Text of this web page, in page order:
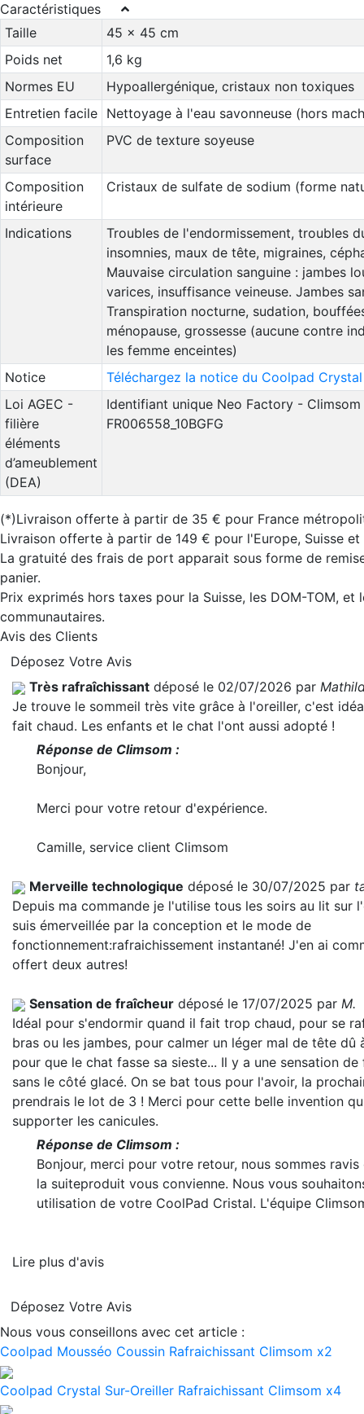
Caractéristiques
Taille
45 x 45 cm
Poids net
1,6 kg
Normes EU
Hypoallergénique, cristaux non toxiques
Entretien facile
Nettoyage à l'eau savonneuse (hors
Composition
surface
PVC de texture soyeuse
Composition
intérieure
Cristaux de sulfate de sodium (forme
Indications
Troubles de l'endormissement, troubles
insomnies, maux de tête, migraines,
Mauvaise circulation sanguine : jambes
varices, insuffisance veineuse. Jambes
Transpiration nocturne, sudation,
ménopause, grossesse (aucune contre
les femme enceintes)
Notice
Téléchargez la notice du Coolpad Crystal
Loi AGEC -
filière
éléments
d’ameublement
(DEA)
Identifiant unique Neo Factory - Climsom
FR006558_10BGFG
(*)Livraison offerte à partir de 35 € pour France
Livraison offerte à partir de 149 € pour l'Europe, Suisse et
La gratuité des frais de port apparait sous forme de
panier.
Prix exprimés hors taxes pour la Suisse, les DOM-TOM, et
communautaires.
Avis des Clients
Déposez Votre Avis
Très rafraîchissant déposé le 02/07/2026 par
Je trouve le sommeil très vite grâce à l'oreiller, c'est
fait chaud. Les enfants et le chat l'ont aussi adopté !
Réponse de Climsom :
Bonjour,
Merci pour votre retour d'expérience.
Camille, service client Climsom
Merveille technologique déposé le 30/07/2025 par
Depuis ma commande je l'utilise tous les soirs au lit sur
suis émerveillée par la conception et le mode de
fonctionnement:rafraichissement instantané! J'en ai
offert deux autres!
Sensation de fraîcheur déposé le 17/07/2025 par M.
Idéal pour s'endormir quand il fait trop chaud, pour se
bras ou les jambes, pour calmer un léger mal de tête dû
pour que le chat fasse sa sieste... Il y a une sensation de
sans le côté glacé. On se bat tous pour l'avoir, la
prendrais le lot de 3 ! Merci pour cette belle invention
supporter les canicules.
Réponse de Climsom :
Bonjour, merci pour votre retour, nous sommes
la suiteproduit vous convienne. Nous vous
utilisation de votre CoolPad Cristal. L'équipe
Lire plus d'avis
Déposez Votre Avis
Nous vous conseillons avec cet article :
Coolpad Mousséo Coussin Rafraichissant Climsom x2
Coolpad Crystal Sur-Oreiller Rafraichissant Climsom x4